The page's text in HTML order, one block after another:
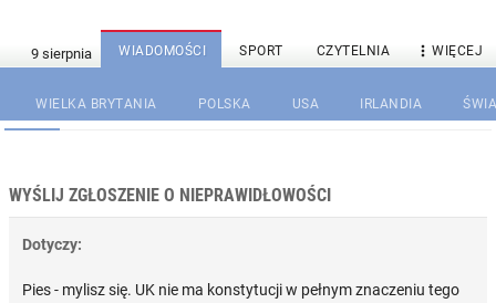
WIADOMOŚCI SPORT CZYTELNIA  WIĘCEJ
WIELKA BRYTANIA POLSKA USA IRLANDIA
WYŚLIJ ZGŁOSZENIE O NIEPRAWIDŁOWOŚCI
Dotyczy:
Pies - mylisz się. UK nie ma konstytucji w pełnym znaczeniu tego